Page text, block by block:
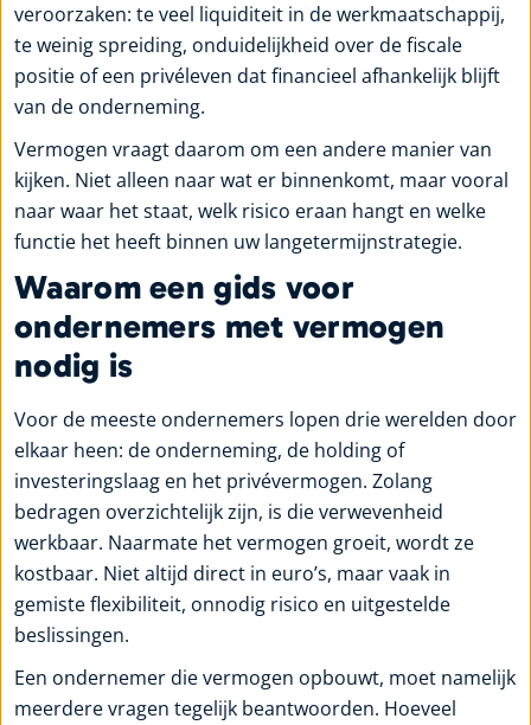
veroorzaken: te veel liquiditeit in de werkmaatschappij,
te weinig spreiding, onduidelijkheid over de fiscale
positie of een privéleven dat financieel afhankelijk blijft
van de onderneming.
Vermogen vraagt daarom om een andere manier van
kijken. Niet alleen naar wat er binnenkomt, maar vooral
naar waar het staat, welk risico eraan hangt en welke
functie het heeft binnen uw langetermijnstrategie.
Waarom een gids voor
ondernemers met vermogen
nodig is
Voor de meeste ondernemers lopen drie werelden door
elkaar heen: de onderneming, de holding of
investeringslaag en het privévermogen. Zolang
bedragen overzichtelijk zijn, is die verwevenheid
werkbaar. Naarmate het vermogen groeit, wordt ze
kostbaar. Niet altijd direct in euro’s, maar vaak in
gemiste flexibiliteit, onnodig risico en uitgestelde
beslissingen.
Een ondernemer die vermogen opbouwt, moet namelijk
meerdere vragen tegelijk beantwoorden. Hoeveel